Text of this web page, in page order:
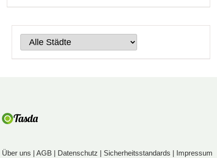
Über uns |AGB | Datenschutz | Sicherheitsstandards | Impressum